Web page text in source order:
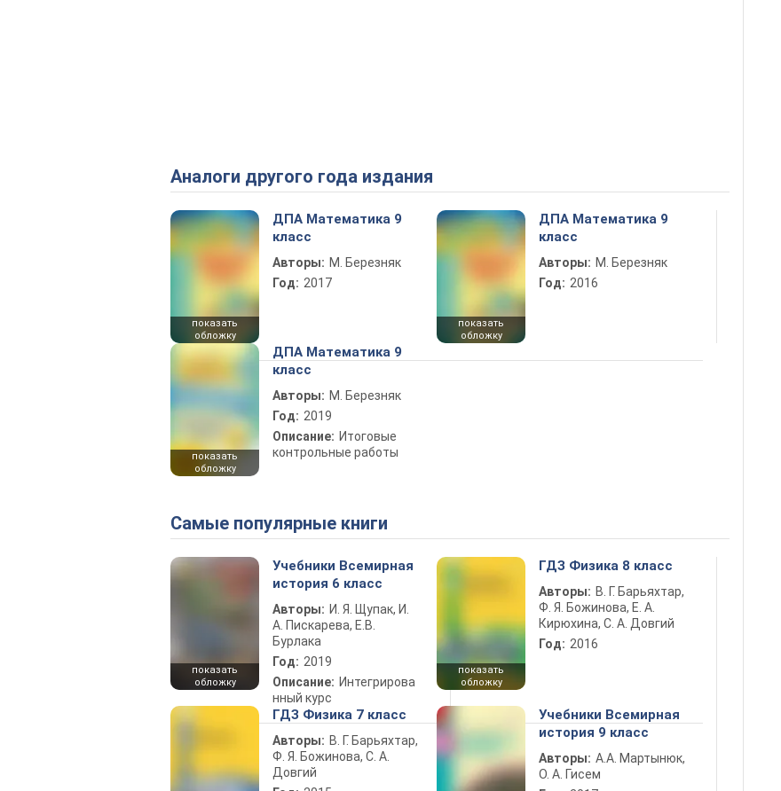
Аналоги другого года издания
показать
обложку
ДПА Математика 9
класс
Авторы: М. Березняк
Год: 2017
показать
обложку
ДПА Математика 9
класс
Авторы: М. Березняк
Год: 2016
показать
обложку
ДПА Математика 9
класс
Авторы: М. Березняк
Год: 2019
Описание: Итоговые
контрольные работы
Самые популярные книги
показать
обложку
Учебники Всемирная
история 6 класс
Авторы: И. Я. Щупак, И.
А. Пискарева, Е.В.
Бурлака
Год: 2019
Описание: Интегрирова
нный курс
показать
обложку
ГДЗ Физика 8 класс
Авторы: В. Г. Барьяхтар,
Ф. Я. Божинова, Е. А.
Кирюхина, С. А. Довгий
Год: 2016
ГДЗ Физика 7 класс
Авторы: В. Г. Барьяхтар,
Ф. Я. Божинова, С. А.
Довгий
Учебники Всемирная
история 9 класс
Авторы: А.А. Мартынюк,
О. А. Гисем